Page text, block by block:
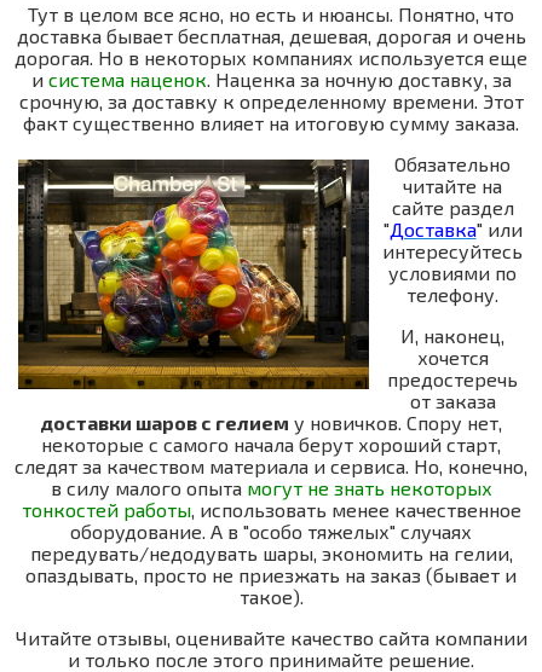
Тут в целом все ясно, но есть и нюансы. Понятно, что
доставка бывает бесплатная, дешевая, дорогая и очень
дорогая. Но в некоторых компаниях используется еще
и система наценок . Наценка за ночную доставку, за
срочную, за доставку к определенному времени. Этот
факт существенно влияет на итоговую сумму заказа.
Обязательно
читайте на
сайте раздел
"Доставка" или
интересуйтесь
условиями по
телефону.
И, наконец,
хочется
предостеречь
от заказа
доставки шаров с гелием у новичков. Спору нет,
некоторые с самого начала берут хороший старт,
следят за качеством материала и сервиса. Но, конечно,
в силу малого опыта могут не знать некоторых
тонкостей работы, использовать менее качественное
оборудование. А в "особо тяжелых" случаях
передувать/недодувать шары, экономить на гелии,
опаздывать, просто не приезжать на заказ (бывает и
такое).
Читайте отзывы, оценивайте качество сайта компании
и только после этого принимайте решение.